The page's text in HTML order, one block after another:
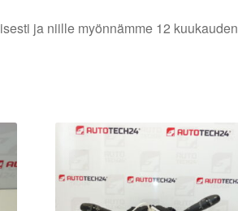
ja niille myönnämme 12 kuukauden